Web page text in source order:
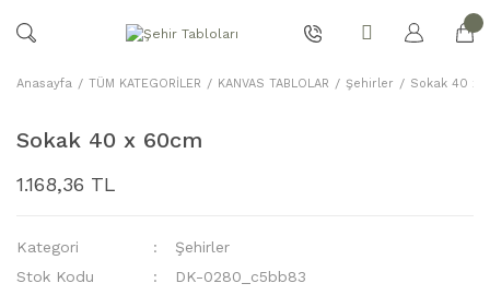
Anasayfa TÜM KATEGORİLER KANVAS TABLOLAR Şehirler Sokak 40 x
Sokak 40 x 60cm
1.168,36 TL
Kategori
Şehirler
Stok Kodu
DK-0280_c5bb83